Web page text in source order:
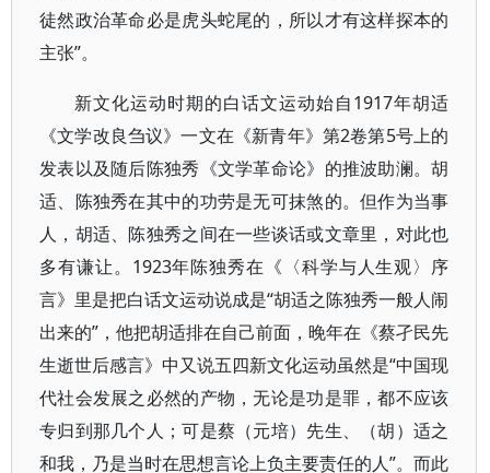
徒然政治革命必是虎头蛇尾的，所以才有这样探本的
主张”。
新文化运动时期的白话文运动始自1917年胡适
《文学改良刍议》一文在《新青年》第2卷第5号上的
发表以及随后陈独秀《文学革命论》的推波助澜。胡
适、陈独秀在其中的功劳是无可抹煞的。但作为当事
人，胡适、陈独秀之间在一些谈话或文章里，对此也
多有谦让。1923年陈独秀在《〈科学与人生观〉序
言》里是把白话文运动说成是“胡适之陈独秀一般人闹
出来的”，他把胡适排在自己前面，晚年在《蔡孑民先
生逝世后感言》中又说五四新文化运动虽然是“中国现
代社会发展之必然的产物，无论是功是罪，都不应该
专归到那几个人；可是蔡（元培）先生、（胡）适之
和我，乃是当时在思想言论上负主要责任的人”。而此